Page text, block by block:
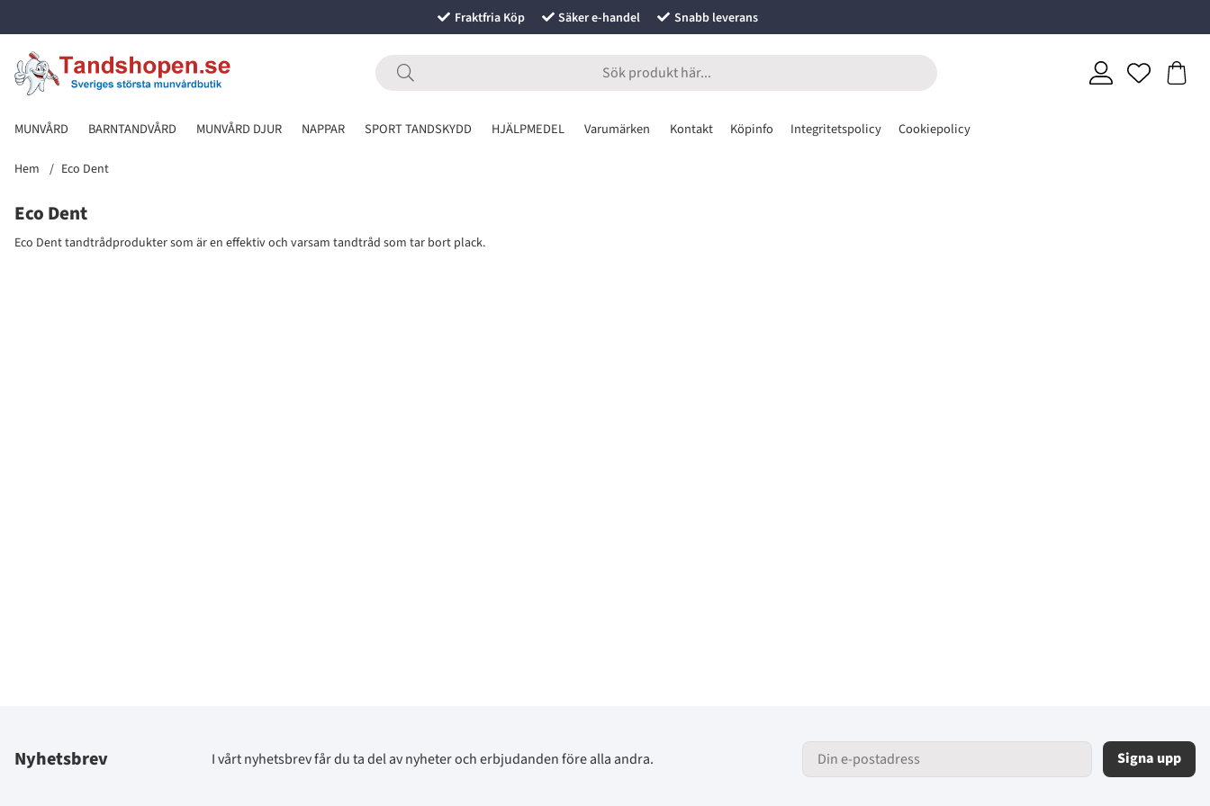
Fraktfria Köp Säker e-handel Snabb leverans
MUNVÅRD BARNTANDVÅRD MUNVÅRD DJUR NAPPAR SPORT TANDSKYDD HJÄLPMEDEL Varumärken Kontakt Köpinfo Integritetspolicy Cookiepolicy
Hem Eco Dent
Eco Dent
Eco Dent tandtrådprodukter som är en effektiv och varsam tandtråd som tar bort plack.
Nyhetsbrev I vårt nyhetsbrev får du ta del av nyheter och erbjudanden före alla andra. Signa upp